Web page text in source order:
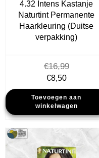
4.32 Intens Kastanje
Naturtint Permanente
Haarkleuring (Duitse
verpakking)
€16,99
Oorspronkelijke
prijs
was:
€16,99.
€8,50Huidige
prijs
is:
€8,50.
Toevoegen aan
winkelwagen